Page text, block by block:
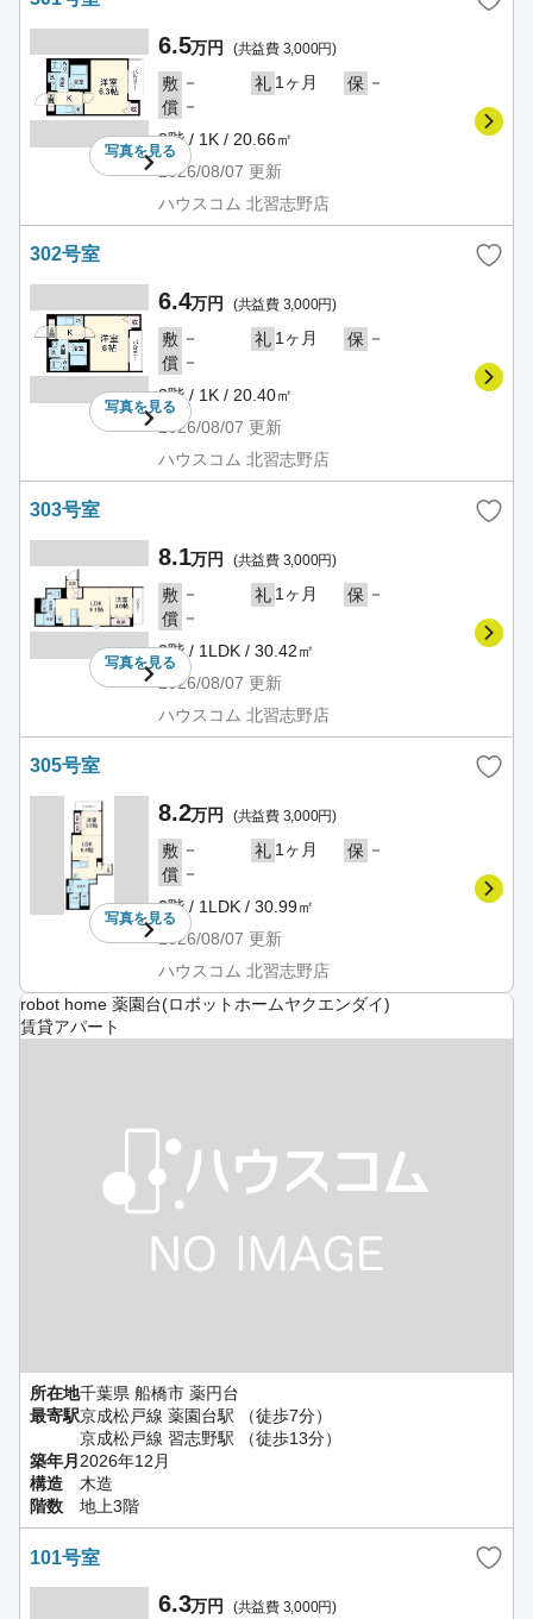
写真を見る
6.5万円 (共益費 3,000円)
敷 － 礼 1ヶ月 保 －
償 －
3階 / 1K / 20.66㎡
2026/08/07 更新
ハウスコム 北習志野店
302号室
写真を見る
6.4万円 (共益費 3,000円)
敷 － 礼 1ヶ月 保 －
償 －
3階 / 1K / 20.40㎡
2026/08/07 更新
ハウスコム 北習志野店
303号室
写真を見る
8.1万円 (共益費 3,000円)
敷 － 礼 1ヶ月 保 －
償 －
3階 / 1LDK / 30.42㎡
2026/08/07 更新
ハウスコム 北習志野店
305号室
写真を見る
8.2万円 (共益費 3,000円)
敷 － 礼 1ヶ月 保 －
償 －
3階 / 1LDK / 30.99㎡
2026/08/07 更新
ハウスコム 北習志野店
robot home 薬園台(ロボットホームヤクエンダイ)
賃貸アパート
所在地千葉県 船橋市 薬円台
最寄駅京成松戸線 薬園台駅 （徒歩7分）
京成松戸線 習志野駅 （徒歩13分）
築年月 2026年12月
構造
木造
階数
地上3階
101号室
6.3万円 (共益費 3,000円)